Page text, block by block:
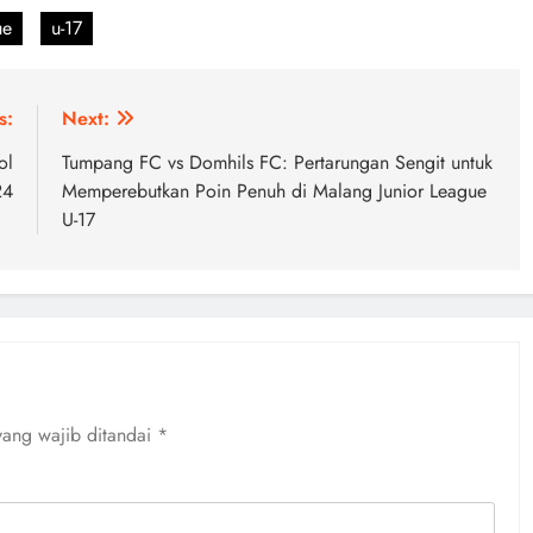
u-17
Next:
Tumpang FC vs Domhils FC: Pertarungan Sengit untuk
Memperebutkan Poin Penuh di Malang Junior League
U-17
wajib ditandai *